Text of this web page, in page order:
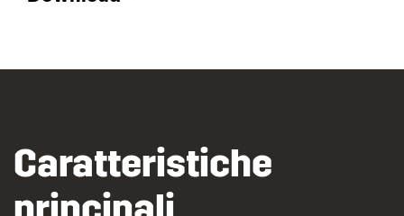
Caratteristiche